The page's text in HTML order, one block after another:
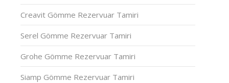
Creavit Gömme Rezervuar Tamiri
Serel Gömme Rezervuar Tamiri
Grohe Gömme Rezervuar Tamiri
Siamp Gömme Rezervuar Tamiri